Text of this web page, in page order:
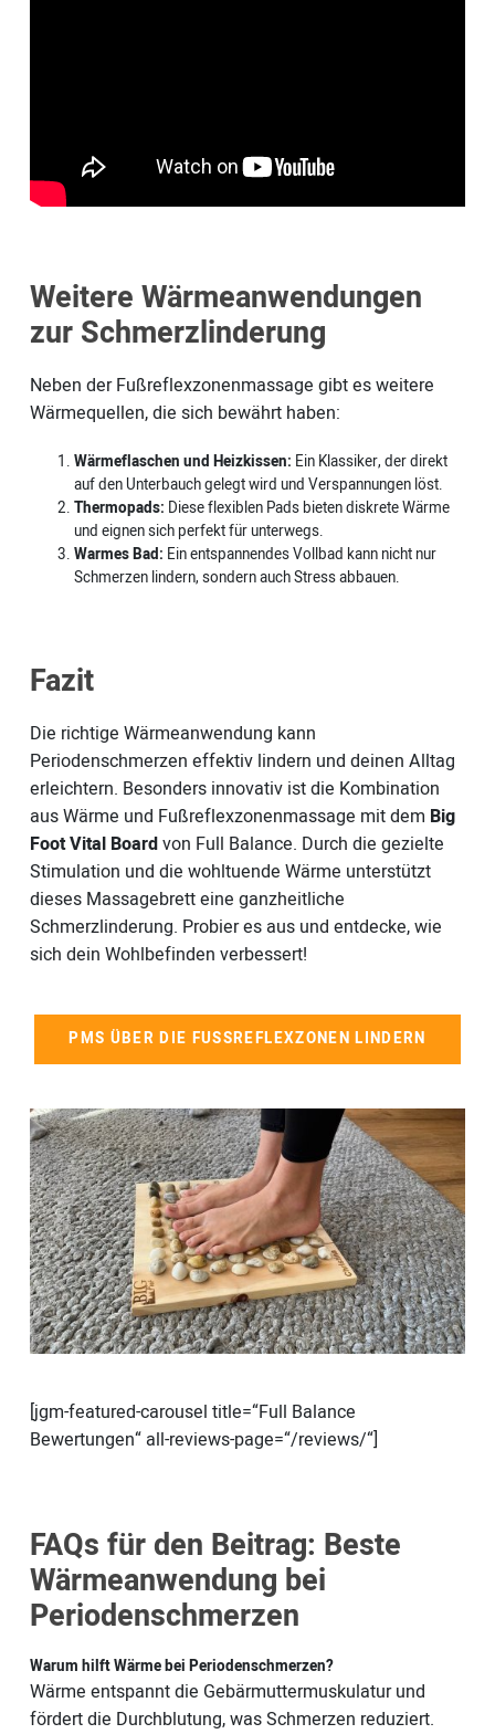
Weitere Wärmeanwendungen
zur Schmerzlinderung
Neben der Fußreflexzonenmassage gibt es weitere
Wärmequellen, die sich bewährt haben:
Wärmeflaschen und Heizkissen: Ein Klassiker, der direkt
auf den Unterbauch gelegt wird und Verspannungen löst.
Thermopads: Diese flexiblen Pads bieten diskrete Wärme
und eignen sich perfekt für unterwegs.
Warmes Bad: Ein entspannendes Vollbad kann nicht nur
Schmerzen lindern, sondern auch Stress abbauen.
Fazit
Die richtige Wärmeanwendung kann
Periodenschmerzen effektiv lindern und deinen Alltag
erleichtern. Besonders innovativ ist die Kombination
aus Wärme und Fußreflexzonenmassage mit dem Big
Foot Vital Boardvon Full Balance. Durch die gezielte
Stimulation und die wohltuende Wärme unterstützt
dieses Massagebrett eine ganzheitliche
Schmerzlinderung. Probier es aus und entdecke, wie
sich dein Wohlbefinden verbessert!
PMS ÜBER DIE FUSSREFLEXZONEN LINDERN
[jgm-featured-carousel title=“Full Balance
Bewertungen“ all-reviews-page=“/reviews/“]
FAQs für den Beitrag: Beste
Wärmeanwendung bei
Periodenschmerzen
Warum hilft Wärme bei Periodenschmerzen?
Wärme entspannt die Gebärmuttermuskulatur und
fördert die Durchblutung, was Schmerzen reduziert.